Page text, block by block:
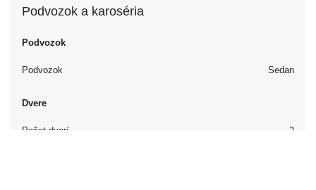
Podvozok a karoséria
Podvozok
Podvozok Sedan
Dvere
Počet dverí 2